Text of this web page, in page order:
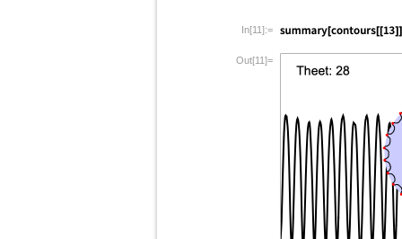
In[11]:=
Out[11]=